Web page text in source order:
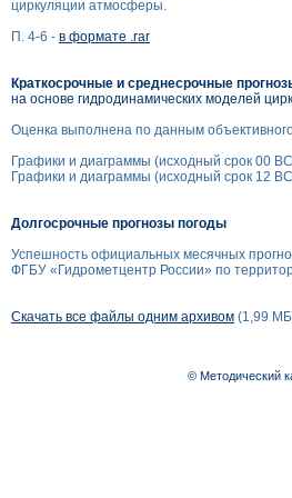
циркуляции атмосферы.
П. 4-6 - в формате .rar
Краткосрочные и среднесрочные
на основе гидродинамических моделей
Оценка выполнена по данным
Графики и диаграммы (исходный срок 00
Графики и диаграммы (исходный срок 12
Долгосрочные прогнозы погоды
Успешность официальных месячных
ФГБУ «Гидрометцентр России» по
Скачать все файлы одним архивом (1,99
© Методический